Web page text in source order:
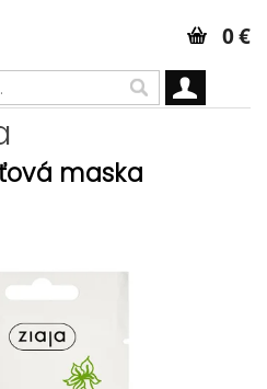
0 €
maska